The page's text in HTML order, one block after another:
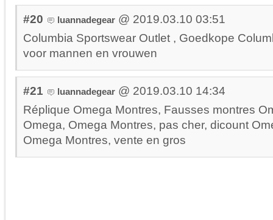
#20 luannadegear @ 2019.03.10 03:51
Columbia Sportswear Outlet , Goedkope
voor mannen en vrouwen
#21 luannadegear @ 2019.03.10 14:34
Réplique Omega Montres, Fausses montres
Omega, Omega Montres, pas cher, dicount
Omega Montres, vente en gros